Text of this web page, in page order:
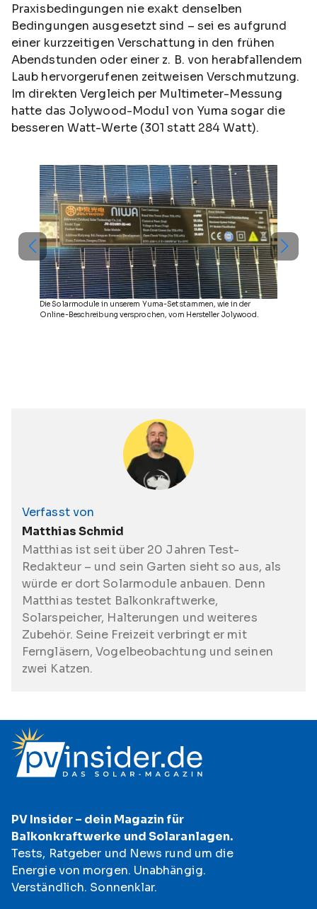
Praxisbedingungen nie exakt denselben
Bedingungen ausgesetzt sind – sei es aufgrund
einer kurzzeitigen Verschattung in den frühen
Abendstunden oder einer z. B. von herabfallendem
Laub hervorgerufenen zeitweisen Verschmutzung.
Im direkten Vergleich per Multimeter-Messung
hatte das Jolywood-Modul von Yuma sogar die
besseren Watt-Werte (301 statt 284 Watt).
Die Solarmodule in unserem Yuma-Set stammen, wie in der
Online-Beschreibung versprochen, vom Hersteller Jolywood.
Verfasst von
Matthias Schmid
Matthias ist seit über 20 Jahren Test-
Redakteur – und sein Garten sieht so aus, als
würde er dort Solarmodule anbauen. Denn
Matthias testet Balkonkraftwerke,
Solarspeicher, Halterungen und weiteres
Zubehör. Seine Freizeit verbringt er mit
Ferngläsern, Vogelbeobachtung und seinen
zwei Katzen.
PV Insider – dein Magazin für
Balkonkraftwerke und Solaranlagen.
Tests, Ratgeber und News rund um die
Energie von morgen. Unabhängig.
Verständlich. Sonnenklar.